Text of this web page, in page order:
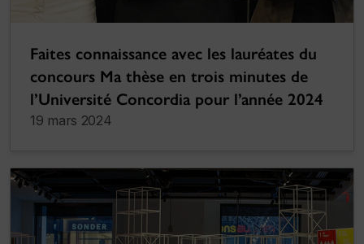
Faites connaissance avec les lauréates du
concours Ma thèse en trois minutes de
l’Université Concordia pour l’année 2024
19 mars 2024